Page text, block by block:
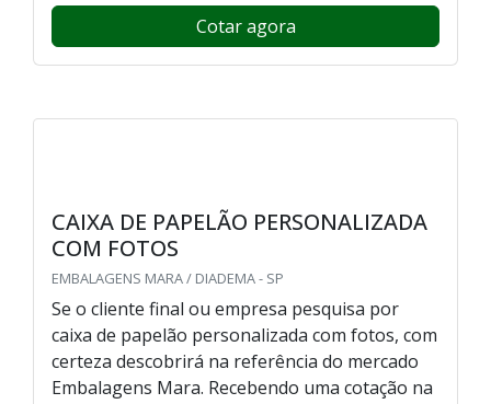
Cotar agora
CAIXA DE PAPELÃO PERSONALIZADA
COM FOTOS
EMBALAGENS MARA / DIADEMA - SP
Se o cliente final ou empresa pesquisa por
caixa de papelão personalizada com fotos, com
certeza descobrirá na referência do mercado
Embalagens Mara. Recebendo uma cotação na